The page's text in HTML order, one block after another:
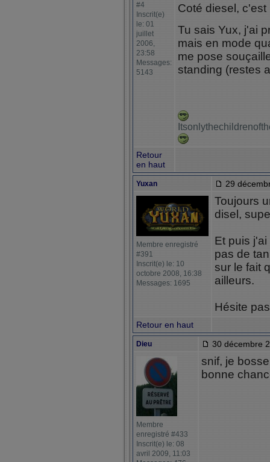
#4
Inscrit(e)
le: 01
juillet
2006,
23:58
Messages:
5143
Coté diesel,
Tu sais Yux, j'ai
mais en mode
me pose
standing (restes
Retour
en haut
Yuxan 29
Membre enregistré
#391
Inscrit(e) le: 10
octobre 2008, 16:38
Messages: 1695
Toujours
disel,
Et puis
pas de
sur le fait
ailleurs.
Hésite
Retour en haut
Dieu 30 décembre
Membre
enregistré #433
Inscrit(e) le: 08
avril 2009, 11:03
snif, je
bonne